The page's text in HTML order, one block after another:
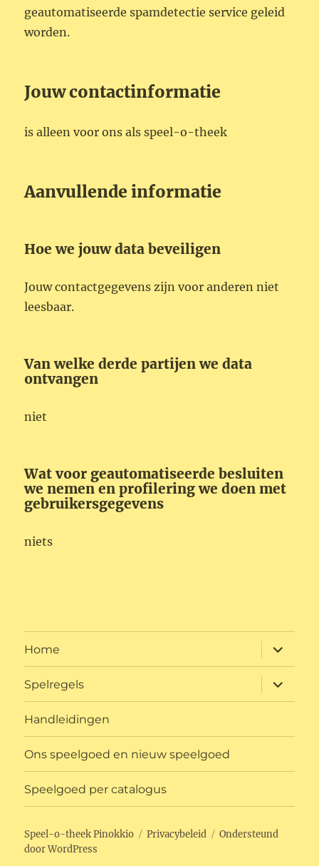
geautomatiseerde spamdetectie service geleid
worden.
Jouw contactinformatie
is alleen voor ons als speel-o-theek
Aanvullende informatie
Hoe we jouw data beveiligen
Jouw contactgegevens zijn voor anderen niet
leesbaar.
Van welke derde partijen we data
ontvangen
niet
Wat voor geautomatiseerde besluiten
we nemen en profilering we doen met
gebruikersgegevens
niets
Home
Spelregels
Handleidingen
Ons speelgoed en nieuw speelgoed
Speelgoed per catalogus
Speel-o-theek Pinokkio Privacybeleid
Ondersteund
door WordPress